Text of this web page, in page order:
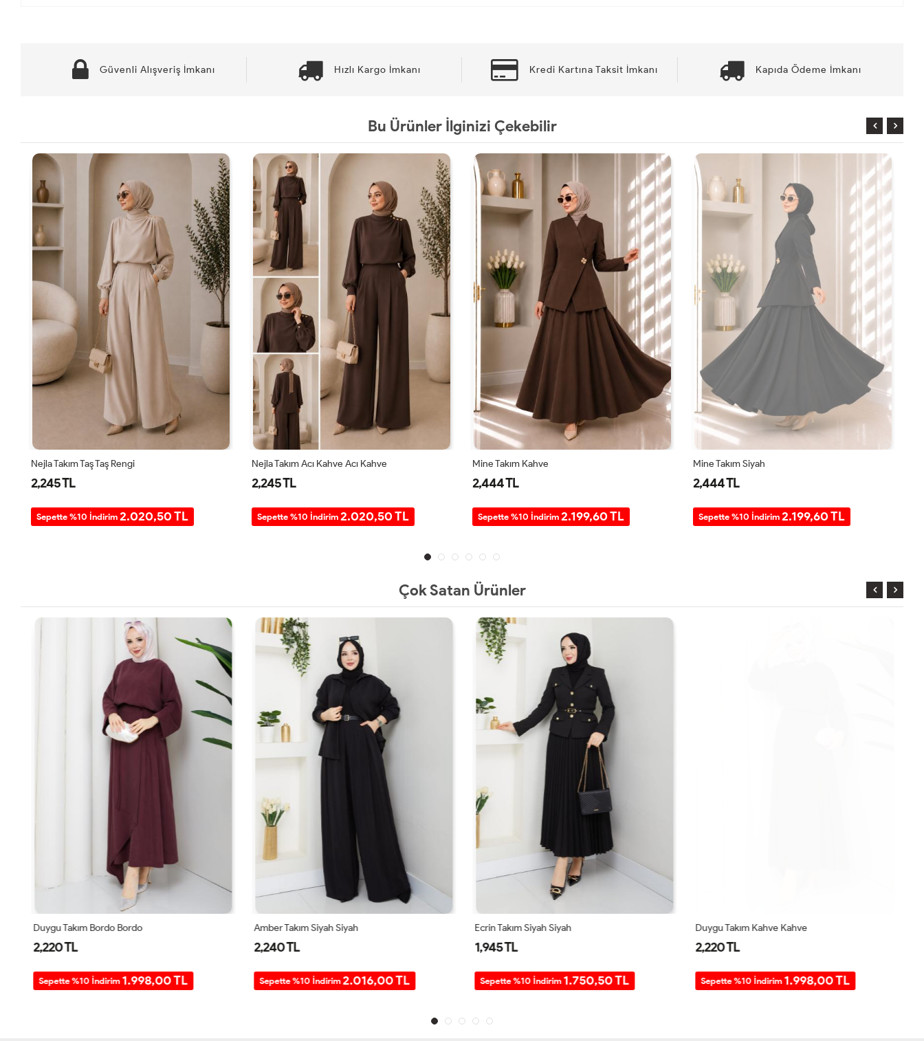
Güvenli Alışveriş İmkanı Hızlı Kargo İmkanı Kredi Kartına Taksit İmkanı Kapıda Ödeme İmkanı
Bu Ürünler İlginizi Çekebilir
Nejla Takım Taş Taş Rengi
2,245 TL
Sepette %10 İndirim 2.020,50 TL
Nejla Takım Acı Kahve Acı Kahve
2,245 TL
Sepette %10 İndirim 2.020,50 TL
Mine Takım Kahve
2,444 TL
Sepette %10 İndirim 2.199,60 TL
Mine Takım Siyah
2,444 TL
Sepette %10 İndirim 2.199,60 TL
Çok Satan Ürünler
Duygu Takım Bordo Bordo
2,220 TL
Sepette %10 İndirim1.998,00 TL
Amber Takım Siyah Siyah
2,240 TL
Sepette %10 İndirim2.016,00 TL
Ecrin Takım Siyah Siyah
1,945 TL
Sepette %10 İndirim1.750,50 TL
Duygu Takım Kahve Kahve
2,220 TL
Sepette %10 İndirim1.998,00 TL